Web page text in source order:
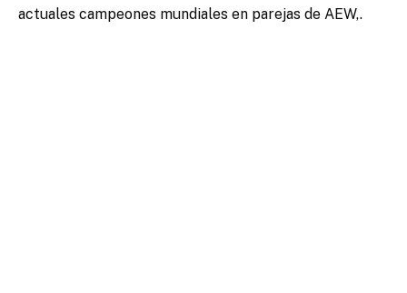
actuales campeones mundiales en parejas de AEW,.